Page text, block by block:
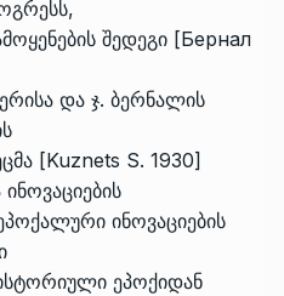
შედეგი [Бернал
და ჯ. ბერნალის
[Kuznets S. 1930]
ინოვაციების
ეპოქიდან